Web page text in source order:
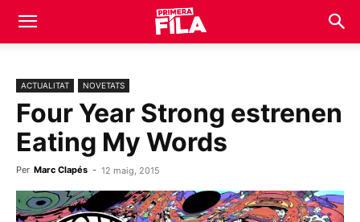
ACTUALITAT NOVETATS
Four Year Strong estrenen
Eating My Words
Per Marc Clapés - 12 maig, 2015